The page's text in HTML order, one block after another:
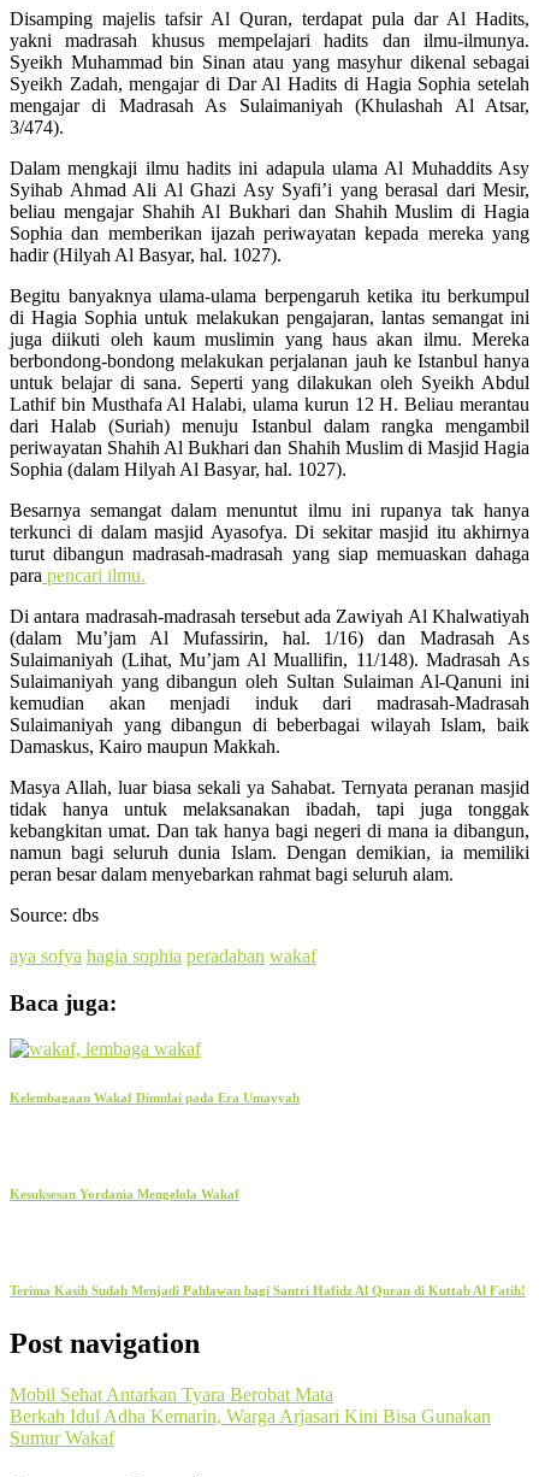
Disamping majelis tafsir Al Quran, terdapat pula dar Al Hadits,
yakni madrasah khusus mempelajari hadits dan ilmu-ilmunya.
Syeikh Muhammad bin Sinan atau yang masyhur dikenal sebagai
Syeikh Zadah, mengajar di Dar Al Hadits di Hagia Sophia setelah
mengajar di Madrasah As Sulaimaniyah (Khulashah Al Atsar,
3/474).
Dalam mengkaji ilmu hadits ini adapula ulama Al Muhaddits Asy
Syihab Ahmad Ali Al Ghazi Asy Syafi’i yang berasal dari Mesir,
beliau mengajar Shahih Al Bukhari dan Shahih Muslim di Hagia
Sophia dan memberikan ijazah periwayatan kepada mereka yang
hadir (Hilyah Al Basyar, hal. 1027).
Begitu banyaknya ulama-ulama berpengaruh ketika itu berkumpul
di Hagia Sophia untuk melakukan pengajaran, lantas semangat ini
juga diikuti oleh kaum muslimin yang haus akan ilmu. Mereka
berbondong-bondong melakukan perjalanan jauh ke Istanbul hanya
untuk belajar di sana. Seperti yang dilakukan oleh Syeikh Abdul
Lathif bin Musthafa Al Halabi, ulama kurun 12 H. Beliau merantau
dari Halab (Suriah) menuju Istanbul dalam rangka mengambil
periwayatan Shahih Al Bukhari dan Shahih Muslim di Masjid Hagia
Sophia (dalam Hilyah Al Basyar, hal. 1027).
Besarnya semangat dalam menuntut ilmu ini rupanya tak hanya
terkunci di dalam masjid Ayasofya. Di sekitar masjid itu akhirnya
turut dibangun madrasah-madrasah yang siap memuaskan dahaga
para pencari ilmu.
Di antara madrasah-madrasah tersebut ada Zawiyah Al Khalwatiyah
(dalam Mu’jam Al Mufassirin, hal. 1/16) dan Madrasah As
Sulaimaniyah (Lihat, Mu’jam Al Muallifin, 11/148). Madrasah As
Sulaimaniyah yang dibangun oleh Sultan Sulaiman Al-Qanuni ini
kemudian akan menjadi induk dari madrasah-Madrasah
Sulaimaniyah yang dibangun di beberbagai wilayah Islam, baik
Damaskus, Kairo maupun Makkah.
Masya Allah, luar biasa sekali ya Sahabat. Ternyata peranan masjid
tidak hanya untuk melaksanakan ibadah, tapi juga tonggak
kebangkitan umat. Dan tak hanya bagi negeri di mana ia dibangun,
namun bagi seluruh dunia Islam. Dengan demikian, ia memiliki
peran besar dalam menyebarkan rahmat bagi seluruh alam.
Source: dbs
aya sofya hagia sophia peradaban wakaf
Baca juga:
Kelembagaan Wakaf Dimulai pada Era Umayyah
Kesuksesan Yordania Mengelola Wakaf
Terima Kasih Sudah Menjadi Pahlawan bagi Santri Hafidz Al Quran di Kuttab Al Fatih!
Post navigation
Mobil Sehat Antarkan Tyara Berobat Mata
Berkah Idul Adha Kemarin, Warga Arjasari Kini Bisa Gunakan
Sumur Wakaf